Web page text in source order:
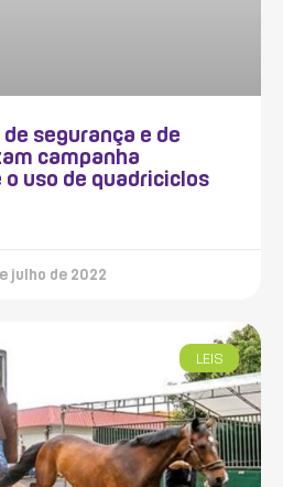
segurança e de
campanha
uso de quadriciclos
julho de 2022
LEIS